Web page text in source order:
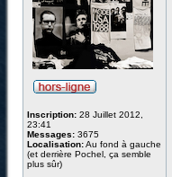
Inscription: 28 Juillet 2012,
23:41
Messages: 3675
Localisation:Au fond à gauche
(et derrière Pochel, ça semble
plus sûr)